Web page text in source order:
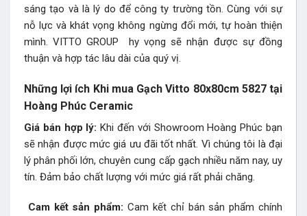
sáng tạo và là lý do để công ty trường tồn. Cùng với sự
nỗ lực và khát vọng không ngừng đổi mới, tự hoàn thiện
mình. VITTO GROUP hy vọng sẽ nhận được sự đồng
thuận và hợp tác lâu dài của quý vị.
Những lợi ích Khi mua Gạch Vitto 80x80cm 5827 tại
Hoàng Phúc Ceramic
Giá bán hợp lý:Khi đến với Showroom Hoàng Phúc bạn
sẽ nhận được mức giá ưu đãi tốt nhất. Vì chúng tôi là đại
lý phân phối lớn, chuyên cung cấp gạch nhiều năm nay, uy
tín. Đảm bảo chất lượng với mức giá rất phải chăng.
Cam kết sản phẩm: Cam kết chỉ bán sản phẩm chính